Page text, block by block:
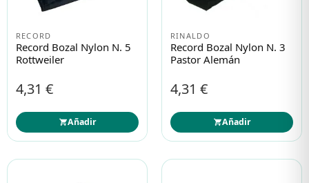
Protección solar
Higiene
Óptica
Protección solar
Higiene
Óptica
RECORD
Record Bozal Nylon N. 5
Rottweiler
4,31 €
Añadir
RINALDO
Record Bozal Nylon N. 3
Pastor Alemán
4,31 €
Añadir